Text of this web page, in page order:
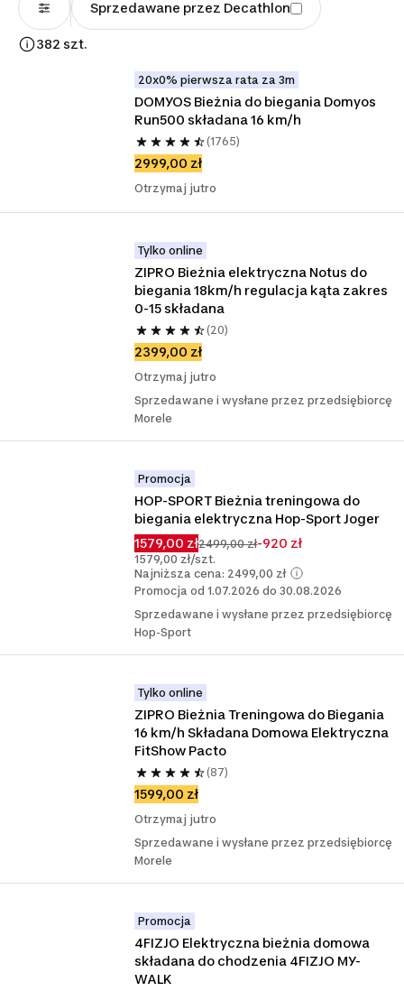
Sprzedawane przez Decathlon
382 szt.
20x0% pierwsza rata za 3m
DOMYOS Bieżnia do biegania Domyos
Run500 składana 16 km/h
(1765)
2999,00 zł
Otrzymaj jutro
Tylko online
ZIPRO Bieżnia elektryczna Notus do
biegania 18km/h regulacja kąta zakres
0-15 składana
(20)
2399,00 zł
Otrzymaj jutro
Sprzedawane i wysłane przez przedsiębiorcę
Morele
Promocja
HOP-SPORT Bieżnia treningowa do
biegania elektryczna Hop-Sport Joger
1579,00 zł2499,00 zł-920 zł
1579,00 zł/szt.
Najniższa cena: 2499,00 zł
Promocja od 1.07.2026 do 30.08.2026
Sprzedawane i wysłane przez przedsiębiorcę
Hop-Sport
Tylko online
ZIPRO Bieżnia Treningowa do Biegania
16 km/h Składana Domowa Elektryczna
FitShow Pacto
(87)
1599,00 zł
Otrzymaj jutro
Sprzedawane i wysłane przez przedsiębiorcę
Morele
Promocja
4FIZJO Elektryczna bieżnia domowa
składana do chodzenia 4FIZJO MY-
WALK